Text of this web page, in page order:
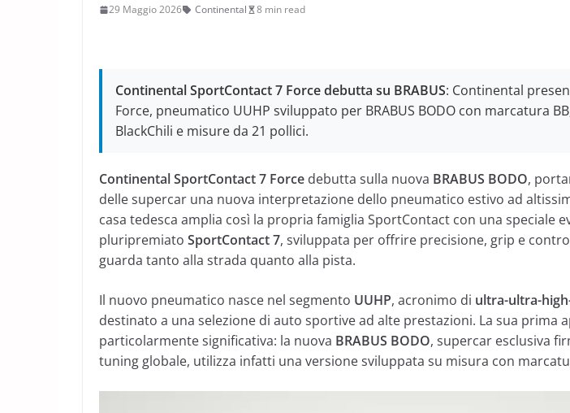
29 Maggio 2026 Continental 8 min read
Continental SportContact 7 Force debutta su BRABUS: Continental
Force, pneumatico UUHP sviluppato per BRABUS BODO con marcatura
BlackChili e misure da 21 pollici.
Continental SportContact 7 Force debutta sulla nuova BRABUS BODO,
delle supercar una nuova interpretazione dello pneumatico estivo ad
casa tedesca amplia così la propria famiglia SportContact con una speciale
pluripremiato SportContact 7, sviluppata per offrire precisione, grip e
guarda tanto alla strada quanto alla pista.
Il nuovo pneumatico nasce nel segmento UUHP, acronimo di ultra-ultra-
destinato a una selezione di auto sportive ad alte prestazioni. La sua prima
particolarmente significativa: la nuova BRABUS BODO, supercar esclusiva
tuning globale, utilizza infatti una versione sviluppata su misura con